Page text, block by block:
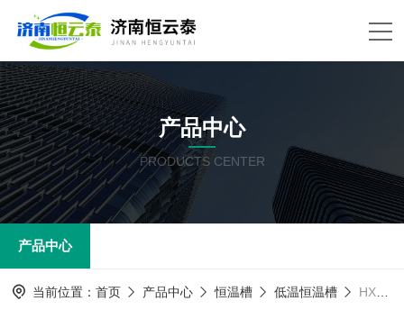
产品中心
PRODUCTS CENTER
产品中心
当前位置： 首页 产品中心 恒温槽 低温恒温槽 HXLG-12-50B15L高精度低温恒温槽